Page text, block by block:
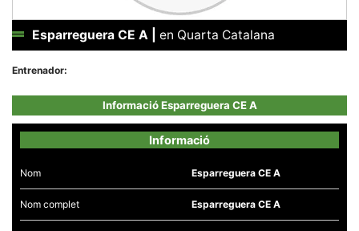
Esparreguera CE A en Quarta Catalana
Entrenador:
Informació Esparreguera CE A
Informació
Nom Esparreguera CE A
Nom complet Esparreguera CE A
Necessàries
Aquestes
són
opcionals,
necessàries
funcionament
tècnic de la